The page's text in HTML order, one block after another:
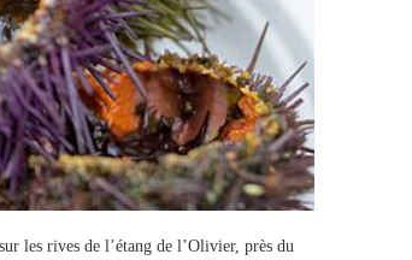
les rives de l’étang de l’Olivier, près du